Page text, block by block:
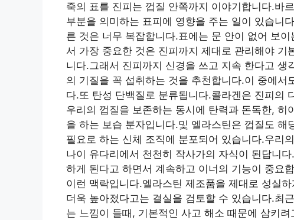
죽의 표를 진피는 껍질 안쪽까지 이야기합니다.바
부분을 의미하는 표피에 영향을 주는 일이 있습니
른 것은 너무 복잡합니다.표에는 문 안이 없어 보
서 가장 중요한 것은 진피까지 제대로 관리해야
니다.그래서 진피까지 신경을 쓰고 지속 한다고
의 기질을 꼭 섭취하는 것을 추천합니다.이 중에서
다.또 탄성 단백질로 분류됩니다.콜라겐은 진피의
우리의 껍질을 보존하는 동시에 탄력과 돈독한,
을 하는 보습 분자입니다.및 엘라스틴은 껍질도
필요로 하는 신체 조직에 분포되어 있습니다.우리
나이 유다리에서 천천히 작사가의 자식이 된답니
하게 된다고 하면서 계속하고 이너의 기능이 중요
이런 맥락입니다.엘라스틴 제조품을 제대로 성실
더욱 높아졌다고는 결실을 검토할 수 있습니다.최
는 느낌이 들때, 기본적인 사고 해소 때문에 삼키